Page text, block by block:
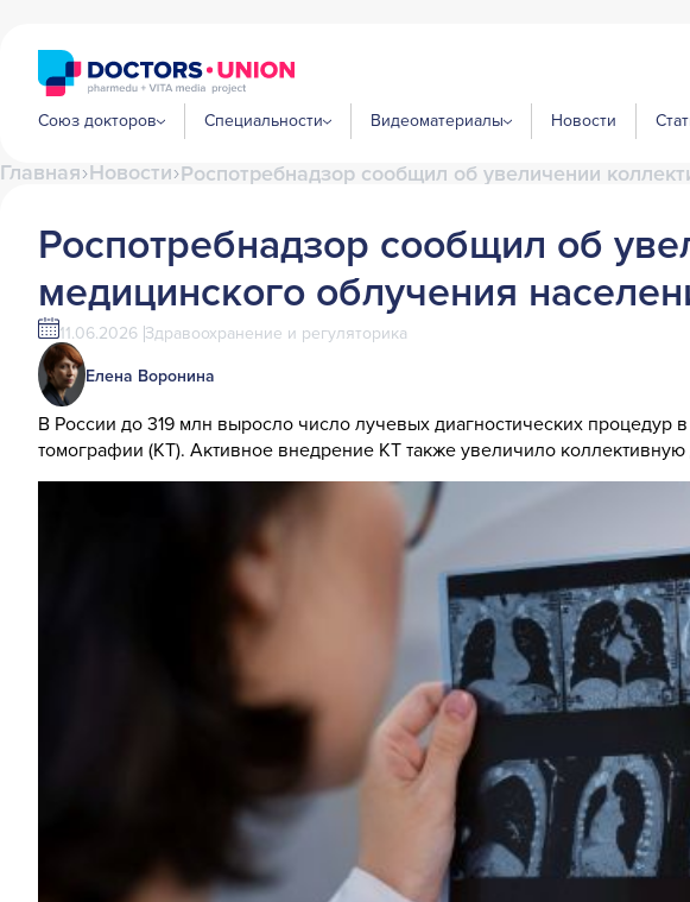
Союз докторов Специальности Видеоматериалы Новости
Главная Новости Роспотребнадзор сообщил об увеличении
Роспотребнадзор сообщил об
медицинского облучения
11.06.2026 Здравоохранение и регуляторика
Елена Воронина
В России до 319 млн выросло число лучевых диагностических
томографии (КТ). Активное внедрение КТ также увеличило